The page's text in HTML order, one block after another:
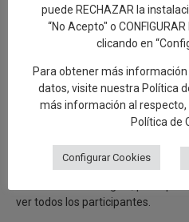
estoicamente y siendo tan
regalo les será entregado a los
Infantil, Primaria y Especial antes
Belén Municipal, Mercado y
dos trenes turísticos
Cultural Rafael Morales y será
grupos máximos de 6 personas.
ver todos los participantes.
puede RECHAZAR la
“No Acepto" o
clicando en
Para obtener más
datos, visite nuestra Política
más información al
Política de
Configurar Cookies